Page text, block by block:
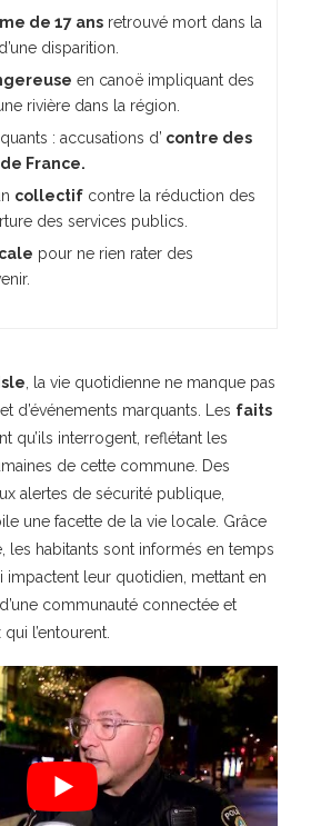
de 17 ans retrouvé mort dans la
disparition.
en canoë impliquant des
rivière dans la région.
: accusations d’ contre des
France.
collectif contre la réduction des
des services publics.
pour ne rien rater des
, la vie quotidienne ne manque pas
d’événements marquants. Les faits
qu’ils interrogent, reflétant les
de cette commune. Des
alertes de sécurité publique,
une facette de la vie locale. Grâce
les habitants sont informés en temps
impactent leur quotidien, mettant en
communauté connectée et
l’entourent.